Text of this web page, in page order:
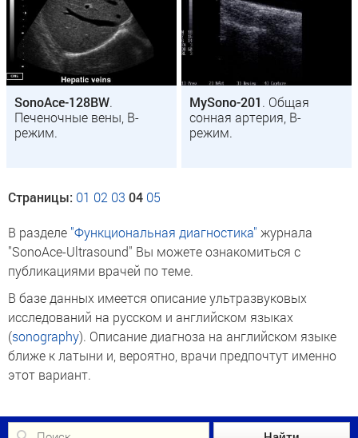
SonoAce-128BW.
Печеночные вены, B-
режим.
MySono-201. Общая
сонная артерия, B-
режим.
Страницы: 01 02 03 04 05
В разделе "Функциональная диагностика" журнала
"SonoAce-Ultrasound" Вы можете ознакомиться с
публикациями врачей по теме.
В базе данных имеется описание ультразвуковых
исследований на русском и английском языках
(sonography). Описание диагноза на английском языке
ближе к латыни и, вероятно, врачи предпочтут именно
этот вариант.